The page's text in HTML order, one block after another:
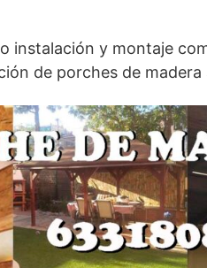
instalación y montaje
de porches de madera